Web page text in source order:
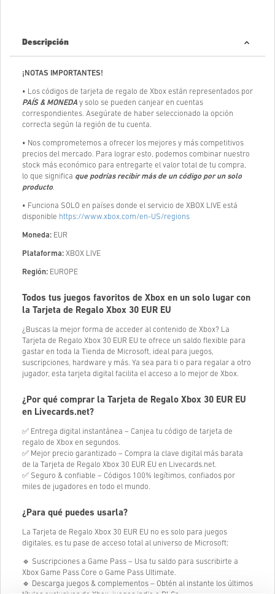
Descripción
¡NOTAS IMPORTANTES!
• Los códigos de tarjeta de regalo de Xbox están representados por
PAÍS & MONEDA y solo se pueden canjear en cuentas
correspondientes. Asegúrate de haber seleccionado la opción
correcta según la región de tu cuenta.
• Nos comprometemos a ofrecer los mejores y más competitivos
precios del mercado. Para lograr esto, podemos combinar nuestro
stock más económico para entregarte el valor total de tu compra,
lo que significa que podrías recibir más de un código por un solo
producto.
• Funciona SOLO en países donde el servicio de XBOX LIVE está
disponible https://www.xbox.com/en-US/regions
Moneda: EUR
Plataforma: XBOX LIVE
Región: EUROPE
Todos tus juegos favoritos de Xbox en un solo lugar con
la Tarjeta de Regalo Xbox 30 EUR EU
¿Buscas la mejor forma de acceder al contenido de Xbox? La
Tarjeta de Regalo Xbox 30 EUR EU te ofrece un saldo flexible para
gastar en toda la Tienda de Microsoft, ideal para juegos,
suscripciones, hardware y más. Ya sea para ti o para regalar a otro
jugador, esta tarjeta digital facilita el acceso a lo mejor de Xbox.
¿Por qué comprar la Tarjeta de Regalo Xbox 30 EUR EU
en Livecards.net?
✅ Entrega digital instantánea – Canjea tu código de tarjeta de
regalo de Xbox en segundos.
✅ Mejor precio garantizado – Compra la clave digital más barata
de la Tarjeta de Regalo Xbox 30 EUR EU en Livecards.net.
✅ Seguro & confiable – Códigos 100% legítimos, confiados por
miles de jugadores en todo el mundo.
¿Para qué puedes usarla?
La Tarjeta de Regalo Xbox 30 EUR EU no es solo para juegos
digitales, es tu pase de acceso total al universo de Microsoft:
🔹 Suscripciones a Game Pass – Usa tu saldo para suscribirte a
Xbox Game Pass Core o Game Pass Ultimate.
🔹 Descarga juegos & complementos – Obtén al instante los últimos